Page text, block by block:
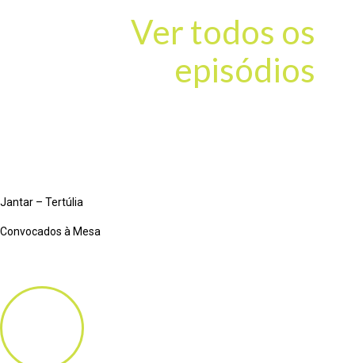
Ver todos os
episódios
Jantar – Tertúlia
Convocados à Mesa